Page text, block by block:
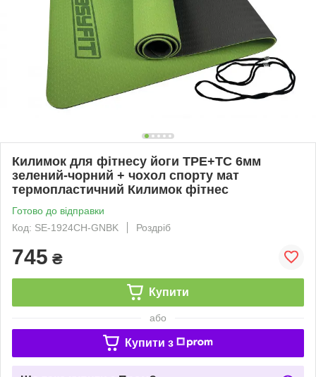
Килимок для фітнесу йоги TPE+TC 6мм
зелений-чорний + чохол спорту мат
термопластичний Килимок фітнес
Готово до відправки
Код: SE-1924CH-GNBK
Роздріб
745 ₴
Купити
або
Купити з